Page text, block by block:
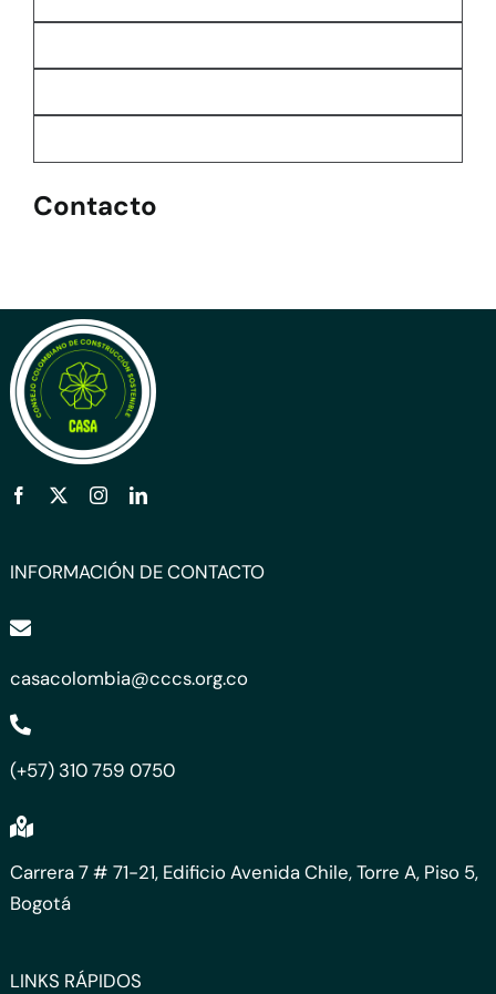
Contacto
INFORMACIÓN DE CONTACTO
casacolombia@cccs.org.co
(+57) 310 759 0750
Carrera 7 # 71-21, Edificio Avenida Chile, Torre A, Piso 5,
Bogotá
LINKS RÁPIDOS